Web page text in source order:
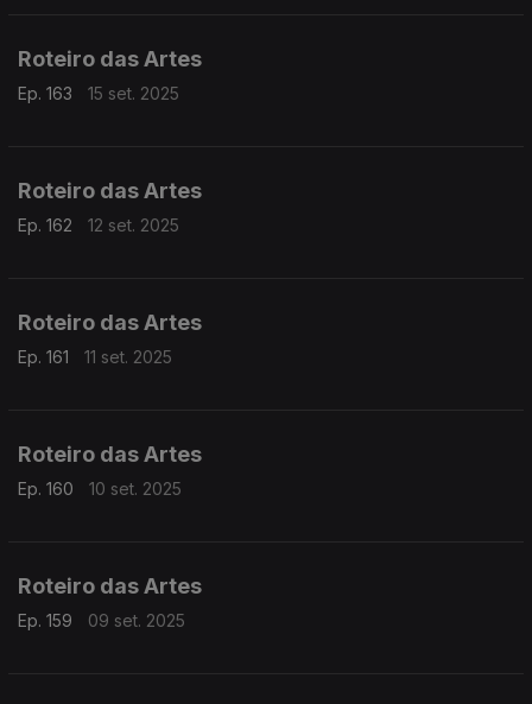
Roteiro das Artes
Ep. 163 15 set. 2025
Roteiro das Artes
Ep. 162 12 set. 2025
Roteiro das Artes
Ep. 161 11 set. 2025
Roteiro das Artes
Ep. 160 10 set. 2025
Roteiro das Artes
Ep. 159 09 set. 2025